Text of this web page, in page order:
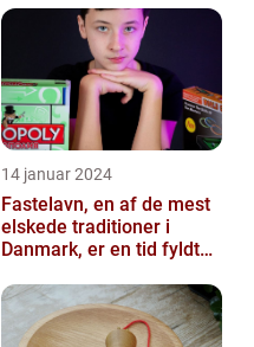
14 januar 2024
Fastelavn, en af de mest
elskede traditioner i
Danmark, er en tid fyldt
festligheder fo...